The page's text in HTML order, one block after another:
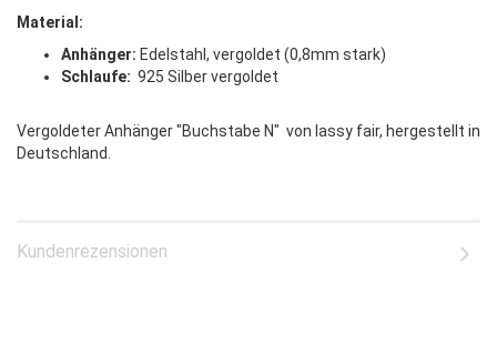
Material:
Anhänger: Edelstahl, vergoldet (0,8mm stark)
Schlaufe: 925 Silber vergoldet
Vergoldeter Anhänger "Buchstabe N" von lassy fair, hergestellt in
Deutschland.
Kundenrezensionen